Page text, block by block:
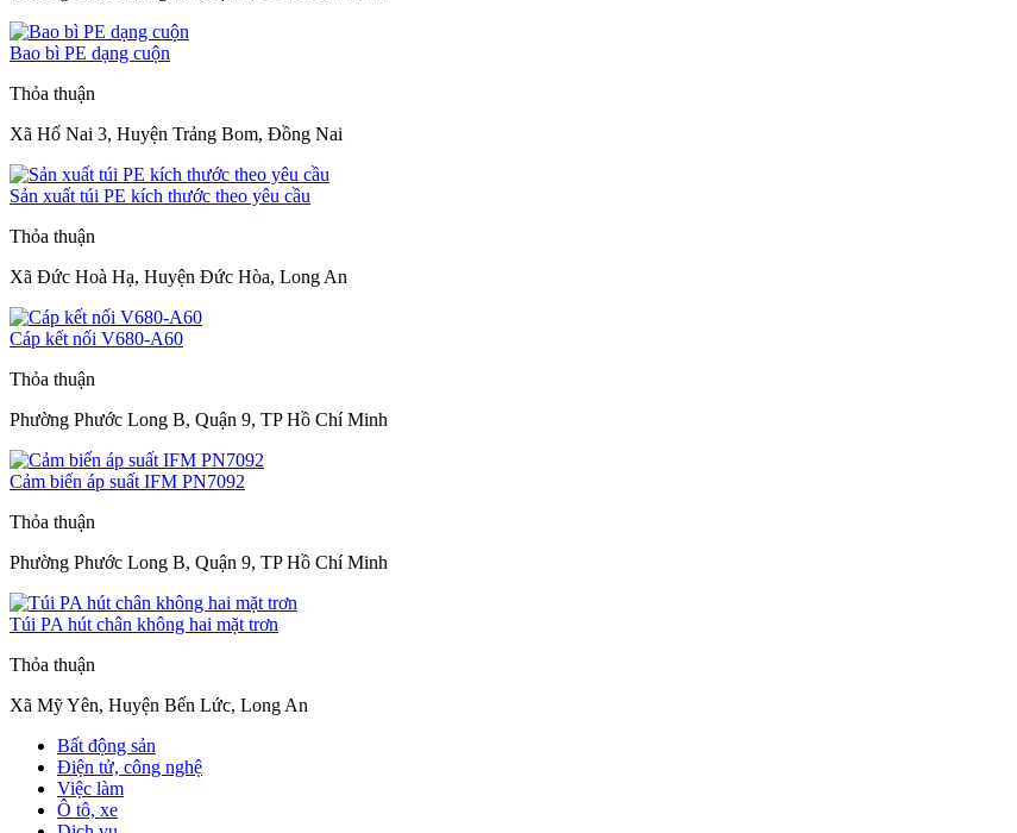
Bao bì PE dạng cuộn
Thỏa thuận
Xã Hố Nai 3, Huyện Trảng Bom, Đồng Nai
Sản xuất túi PE kích thước theo yêu cầu
Thỏa thuận
Xã Đức Hoà Hạ, Huyện Đức Hòa, Long An
Cáp kết nối V680-A60
Thỏa thuận
Phường Phước Long B, Quận 9, TP Hồ Chí Minh
Cảm biến áp suất IFM PN7092
Thỏa thuận
Phường Phước Long B, Quận 9, TP Hồ Chí Minh
Túi PA hút chân không hai mặt trơn
Thỏa thuận
Xã Mỹ Yên, Huyện Bến Lức, Long An
Bất động sản
Điện tử, công nghệ
Việc làm
Ô tô, xe